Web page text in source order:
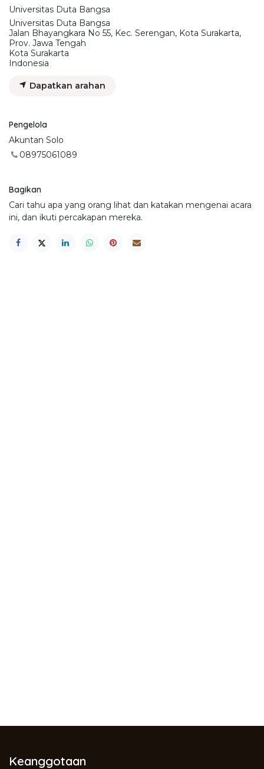
Universitas Duta Bangsa
Universitas Duta Bangsa
Jalan Bhayangkara No 55, Kec. Serengan, Kota Surakarta,
Prov. Jawa Tengah
Kota Surakarta
Indonesia
Dapatkan arahan
Pengelola
Akuntan Solo
08975061089
Bagikan
Cari tahu apa yang orang lihat dan katakan mengenai acara
ini, dan ikuti percakapan mereka.
Keanggotaan